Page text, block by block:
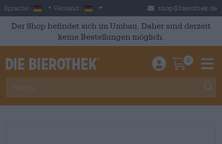
Skip to main content
Sprache: German
Versand: Deutschland shop@bierothek.de
Der Shop befindet sich im Umbau. Daher sind derzeit
keine Bestellungen möglich.
Einloggen /
0